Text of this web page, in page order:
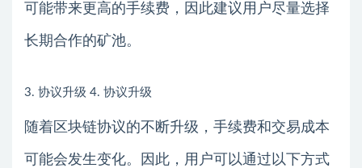
可能带来更高的手续费，因此建议用户尽量选择
长期合作的矿池。
3. 协议升级 4. 协议升级
随着区块链协议的不断升级，手续费和交易成本
可能会发生变化。因此，用户可以通过以下方式